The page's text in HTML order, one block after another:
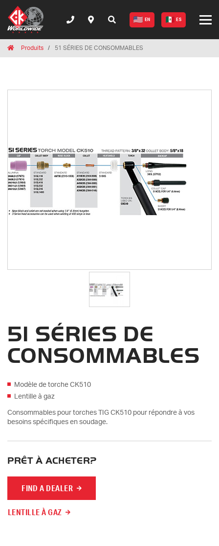
EN ES
HomeProduits 51 SÉRIES DE CONSOMMABLES
51 SÉRIES DE
CONSOMMABLES
Modèle de torche CK510
Lentille à gaz
Consommables pour torches TIG CK510 pour répondre à vos
besoins spécifiques en soudage.
PRÊT À ACHETER?
FIND A DEALER
LENTILLE À GAZ